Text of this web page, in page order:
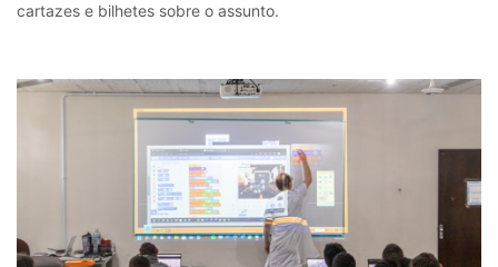
cartazes e bilhetes sobre o assunto.